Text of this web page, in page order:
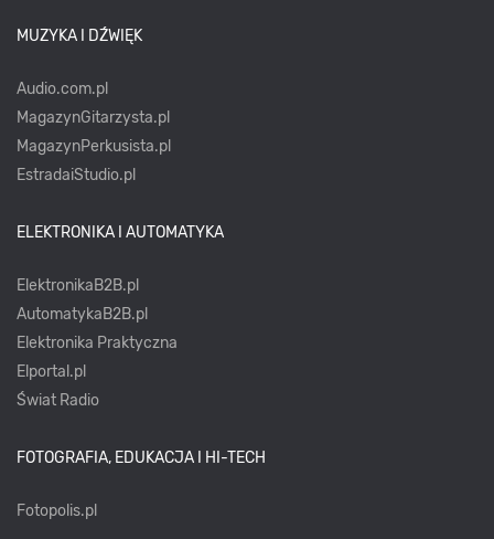
MUZYKA I DŹWIĘK
Audio.com.pl
MagazynGitarzysta.pl
MagazynPerkusista.pl
EstradaiStudio.pl
ELEKTRONIKA I AUTOMATYKA
ElektronikaB2B.pl
AutomatykaB2B.pl
Elektronika Praktyczna
Elportal.pl
Świat Radio
FOTOGRAFIA, EDUKACJA I HI-TECH
Fotopolis.pl